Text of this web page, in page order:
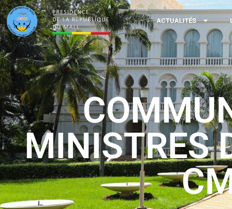
ACTUALITÉS
MINISTRES